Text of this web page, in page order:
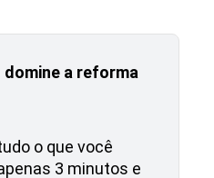
a reforma
o que você
3 minutos e